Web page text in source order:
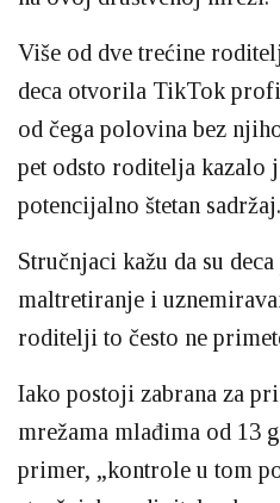
Više od dve trećine
deca otvorila TikTok
od čega polovina bez
pet odsto roditelja kazalo
potencijalno štetan sadržaj.
Stručnjaci kažu da su
maltretiranje i
roditelji to često ne
Iako postoji zabrana za
mrežama mlađima od 13
primer, „kontrole u tom